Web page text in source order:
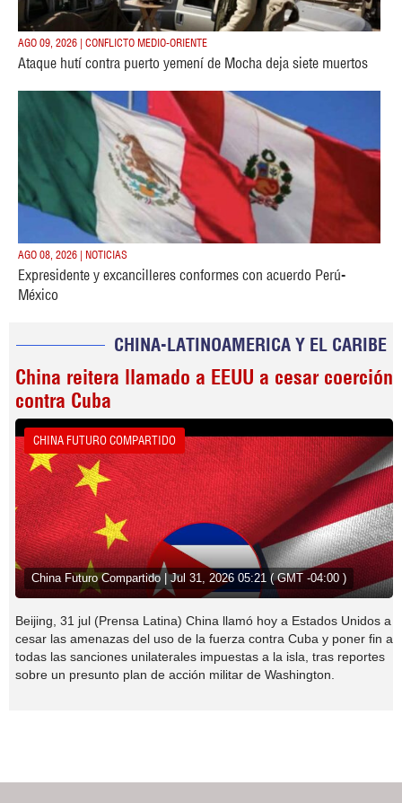
AGO 09, 2026 | CONFLICTO MEDIO-ORIENTE
Ataque hutí contra puerto yemení de Mocha deja siete muertos
AGO 08, 2026 | NOTICIAS
Expresidente y excancilleres conformes con acuerdo Perú-
México
CHINA-LATINOAMERICA Y EL CARIBE
China reitera llamado a EEUU a cesar coerción
contra Cuba
CHINA FUTURO COMPARTIDO
China Futuro Compartido | Jul 31, 2026 05:21 ( GMT -04:00 )
Beijing, 31 jul (Prensa Latina) China llamó hoy a Estados Unidos a
cesar las amenazas del uso de la fuerza contra Cuba y poner fin a
todas las sanciones unilaterales impuestas a la isla, tras reportes
sobre un presunto plan de acción militar de Washington.